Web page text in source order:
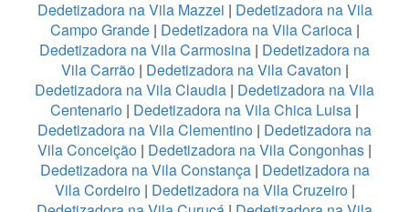
Dedetizadora na Vila Mazzei | Dedetizadora na Vila
Campo Grande| Dedetizadora na Vila Carioca|
Dedetizadora na Vila Carmosina | Dedetizadora na
Vila Carrão| Dedetizadora na Vila Cavaton |
Dedetizadora na Vila Claudia | Dedetizadora na Vila
Centenario | Dedetizadora na Vila Chica Luisa |
Dedetizadora na Vila Clementino | Dedetizadora na
Vila Conceição | Dedetizadora na Vila Congonhas |
Dedetizadora na Vila Constança| Dedetizadora na
Vila Cordeiro| Dedetizadora na Vila Cruzeiro |